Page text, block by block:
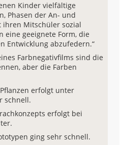
Kinder vielfältige
Phasen der An- und
ihren Mitschüler sozial
eine geeignete Form, die
Entwicklung abzufedern.“
Farbnegativfilms sind die
aber die Farben
erfolgt unter
schnell.
erfolgt bei
ging sehr schnell.